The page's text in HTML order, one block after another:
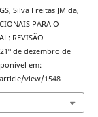
Silva Freitas JM da,
PARA O
REVISÃO
de dezembro de
em:
view/1548